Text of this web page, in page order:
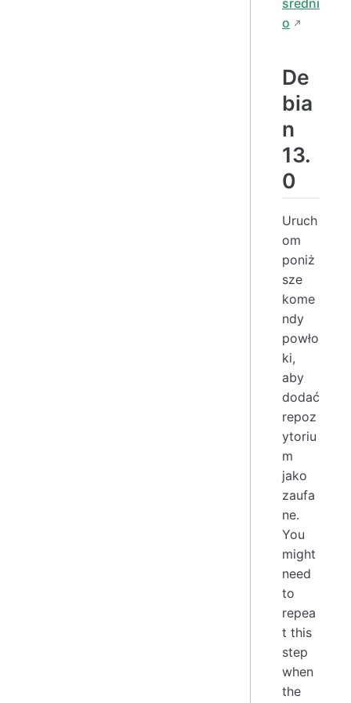
o
De
bia
n
13.
0
Uruch
om
poniż
sze
kome
ndy
powło
ki,
aby
dodać
repoz
ytoriu
m
jako
zaufa
ne.
You
might
need
to
repea
t this
step
when
the